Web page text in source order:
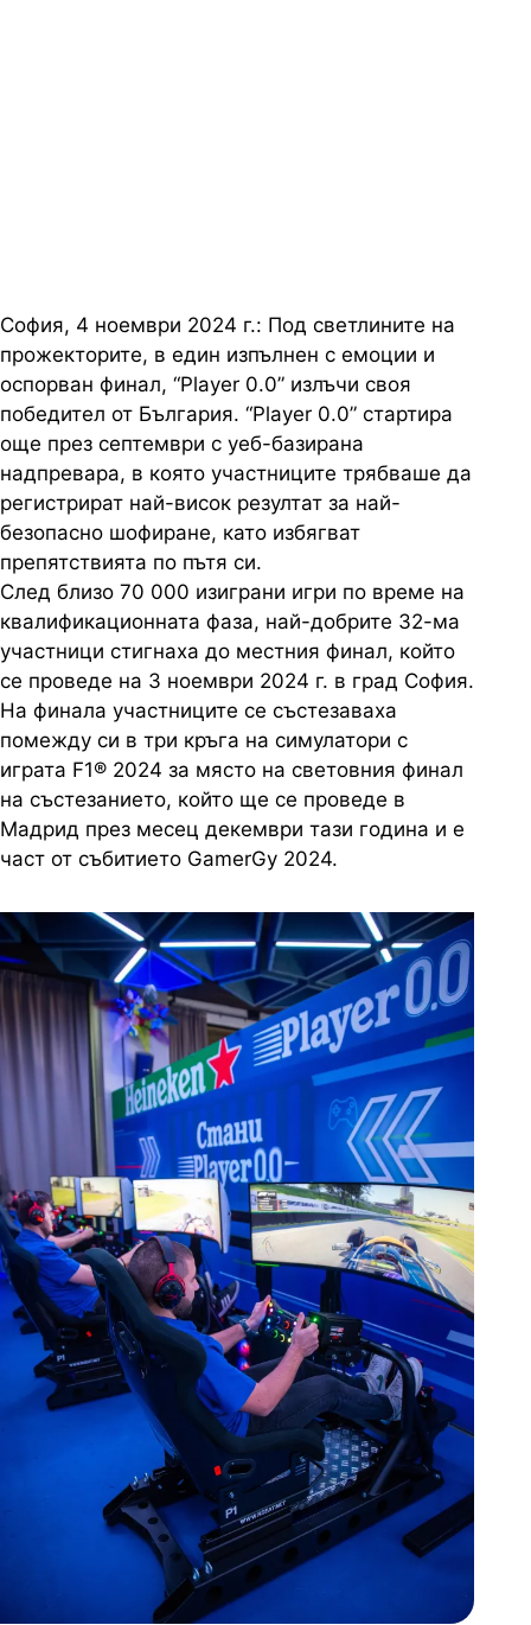
София, 4 ноември 2024 г.: Под светлините на
прожекторите, в един изпълнен с емоции и
оспорван финал, “Player 0.0” излъчи своя
победител от България. “Player 0.0” стартира
още през септември с уеб-базирана
надпревара, в която участниците трябваше да
регистрират най-висок резултат за най-
безопасно шофиране, като избягват
препятствията по пътя си.
След близо 70 000 изиграни игри по време на
квалификационната фаза, най-добрите 32-ма
участници стигнаха до местния финал, който
се проведе на 3 ноември 2024 г. в град София.
На финала участниците се състезаваха
помежду си в три кръга на симулатори с
играта F1® 2024 за място на световния финал
на състезанието, който ще се проведе в
Мадрид през месец декември тази година и е
част от събитието GamerGy 2024.